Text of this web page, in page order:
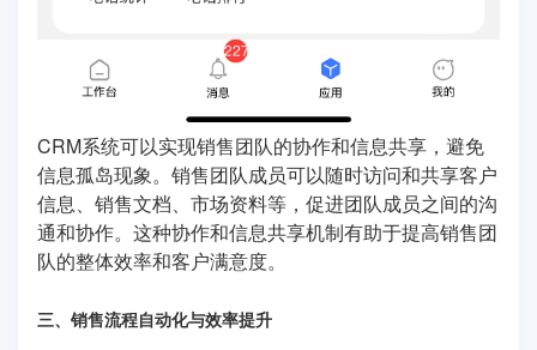
CRM系统可以实现销售团队的协作和信息共享，避免
信息孤岛现象。销售团队成员可以随时访问和共享客户
信息、销售文档、市场资料等，促进团队成员之间的沟
通和协作。这种协作和信息共享机制有助于提高销售团
队的整体效率和客户满意度。
三、销售流程自动化与效率提升